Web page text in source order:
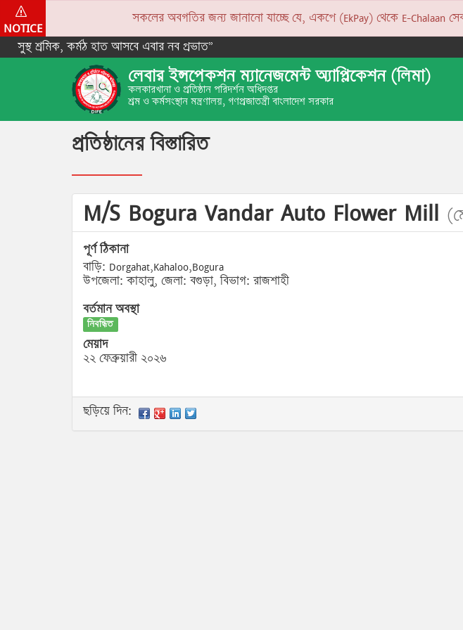
NOTICE
সকলের অবগতির জন্য জানানো যাচ্ছে যে, একপে (EkPay) থেকে E-Chalaan সেবা
সুস্থ শ্রমিক, কর্মঠ হাত আসবে এবার নব প্রভাত”
লেবার ইন্সপেকশন ম্যানেজমেন্ট অ্যাপ্লিকেশন (লিমা)
কলকারখানা ও প্রতিষ্ঠান পরিদর্শন অধিদপ্তর
শ্রম ও কর্মসংস্থান মন্ত্রণালয়, গণপ্রজাতন্ত্রী বাংলাদেশ সরকার
প্রতিষ্ঠানের বিস্তারিত
M/S Bogura Vandar Auto Flower Mill
পূর্ণ ঠিকানা
বাড়ি: Dorgahat,Kahaloo,Bogura
উপজেলা: কাহালু, জেলা: বগুড়া, বিভাগ: রাজশাহী
বর্তমান অবস্থা
নিবন্ধিত
মেয়াদ
২২ ফেব্রুয়ারী ২০২৬
ছড়িয়ে দিন: